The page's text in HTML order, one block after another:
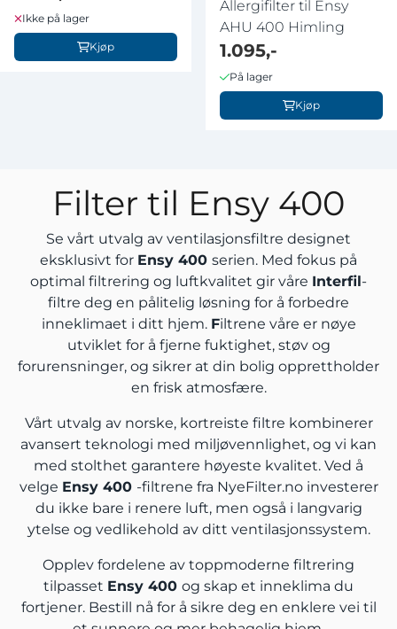
Ikke på lager
Kjøp
Allergifilter til Ensy
AHU 400 Himling
1.095,-
På lager
Kjøp
Filter til Ensy 400
Se vårt utvalg av ventilasjonsfiltre designet
eksklusivt for Ensy 400 serien. Med fokus på
optimal filtrering og luftkvalitet gir våre Interfil-
filtre deg en pålitelig løsning for å forbedre
inneklimaet i ditt hjem. Filtrene våre er nøye
utviklet for å fjerne fuktighet, støv og
forurensninger, og sikrer at din bolig opprettholder
en frisk atmosfære.
Vårt utvalg av norske, kortreiste filtre kombinerer
avansert teknologi med miljøvennlighet, og vi kan
med stolthet garantere høyeste kvalitet. Ved å
velge Ensy 400 -filtrene fra NyeFilter.no investerer
du ikke bare i renere luft, men også i langvarig
ytelse og vedlikehold av ditt ventilasjonssystem.
Opplev fordelene av toppmoderne filtrering
tilpasset Ensy 400 og skap et inneklima du
fortjener. Bestill nå for å sikre deg en enklere vei til